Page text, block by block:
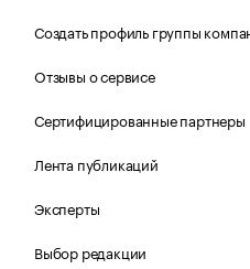
Создать профиль группы
Отзывы о сервисе
Сертифицированные партнеры
Лента публикаций
Эксперты
Выбор редакции